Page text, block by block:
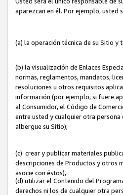
aparezcan en él. Por ejemplo, usted
(a) la operación técnica de su Sitio
(b) la visualización de Enlaces
normas, reglamentos, mandatos,
resoluciones u otros requisitos
información (por ejemplo, si fuere
al Consumidor, el Código de
entre usted y cualquier otra
albergue su Sitio);
(c) crear y publicar materiales
descripciones de Productos y otros
asocie con éstos),
(d) utilizar el Contenido del
derechos ni los de cualquier otra